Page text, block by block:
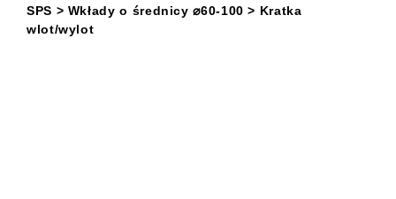
SPS > Wkłady o średnicy ⌀60-100 > Kratka
wlot/wylot